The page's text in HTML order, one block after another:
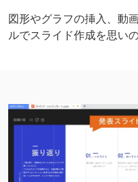
図形やグラフの挿入、動
ルでスライド作成を思い